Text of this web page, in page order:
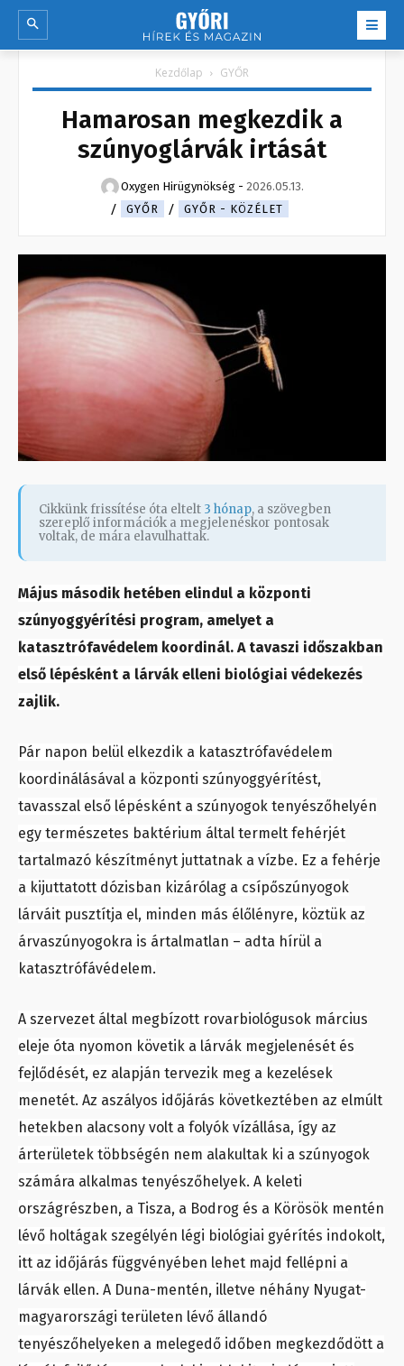
Kezdőlap GYŐR
Hamarosan megkezdik a
szúnyoglárvák irtását
Oxygen Hirügynökség - 2026.05.13.
GYŐR
GYŐR - KÖZÉLET
Cikkünk frissítése óta eltelt 3 hónap, a szövegben
szereplő információk a megjelenéskor pontosak
voltak, de mára elavulhattak.
Május második hetében elindul a központi
szúnyoggyérítési program, amelyet a
katasztrófavédelem koordinál. A tavaszi időszakban
első lépésként a lárvák elleni biológiai védekezés
zajlik.
Pár napon belül elkezdik a katasztrófavédelem
koordinálásával a központi szúnyoggyérítést,
tavasszal első lépésként a szúnyogok tenyészőhelyén
egy természetes baktérium által termelt fehérjét
tartalmazó készítményt juttatnak a vízbe. Ez a fehérje
a kijuttatott dózisban kizárólag a csípőszúnyogok
lárváit pusztítja el, minden más élőlényre, köztük az
árvaszúnyogokra is ártalmatlan – adta hírül a
katasztrófávédelem.
A szervezet által megbízott rovarbiológusok március
eleje óta nyomon követik a lárvák megjelenését és
fejlődését, ez alapján tervezik meg a kezelések
menetét. Az aszályos időjárás következtében az elmúlt
hetekben alacsony volt a folyók vízállása, így az
árterületek többségén nem alakultak ki a szúnyogok
számára alkalmas tenyészőhelyek. A keleti
országrészben, a Tisza, a Bodrog és a Körösök mentén
lévő holtágak szegélyén légi biológiai gyérítés indokolt,
itt az időjárás függvényében lehet majd fellépni a
lárvák ellen. A Duna-mentén, illetve néhány Nyugat-
magyarországi területen lévő állandó
tenyészőhelyeken a melegedő időben megkezdődött a